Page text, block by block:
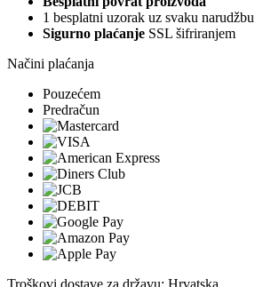
1 besplatni uzorak uz svaku narudžbu
Sigurno plaćanje SSL šifriranjem
Načini plaćanja
Pouzećem
Predračun